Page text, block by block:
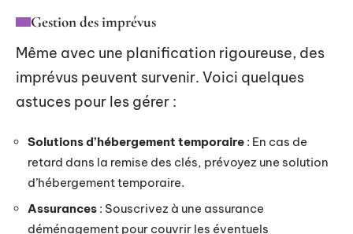
Gestion des imprévus
Même avec une planification rigoureuse, des
imprévus peuvent survenir. Voici quelques
astuces pour les gérer :
Solutions d’hébergement temporaire : En cas de
retard dans la remise des clés, prévoyez une solution
d’hébergement temporaire.
Assurances : Souscrivez à une assurance
déménagement pour couvrir les éventuels